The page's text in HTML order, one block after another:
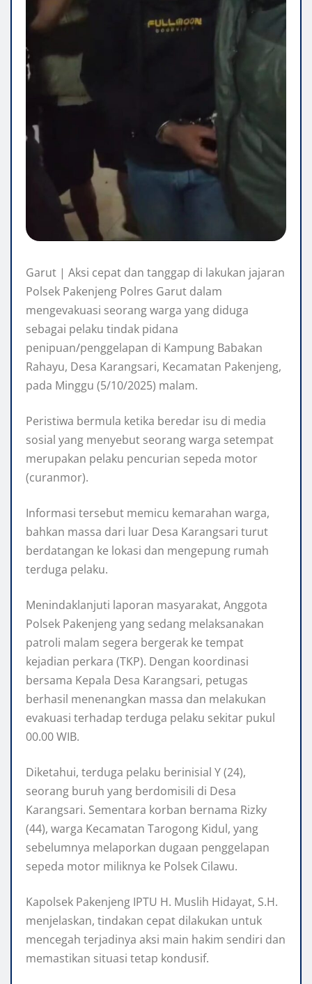
Garut | Aksi cepat dan tanggap di lakukan jajaran
Polsek Pakenjeng Polres Garut dalam
mengevakuasi seorang warga yang diduga
sebagai pelaku tindak pidana
penipuan/penggelapan di Kampung Babakan
Rahayu, Desa Karangsari, Kecamatan Pakenjeng,
pada Minggu (5/10/2025) malam.
Peristiwa bermula ketika beredar isu di media
sosial yang menyebut seorang warga setempat
merupakan pelaku pencurian sepeda motor
(curanmor).
Informasi tersebut memicu kemarahan warga,
bahkan massa dari luar Desa Karangsari turut
berdatangan ke lokasi dan mengepung rumah
terduga pelaku.
Menindaklanjuti laporan masyarakat, Anggota
Polsek Pakenjeng yang sedang melaksanakan
patroli malam segera bergerak ke tempat
kejadian perkara (TKP). Dengan koordinasi
bersama Kepala Desa Karangsari, petugas
berhasil menenangkan massa dan melakukan
evakuasi terhadap terduga pelaku sekitar pukul
00.00 WIB.
Diketahui, terduga pelaku berinisial Y (24),
seorang buruh yang berdomisili di Desa
Karangsari. Sementara korban bernama Rizky
(44), warga Kecamatan Tarogong Kidul, yang
sebelumnya melaporkan dugaan penggelapan
sepeda motor miliknya ke Polsek Cilawu.
Kapolsek Pakenjeng IPTU H. Muslih Hidayat, S.H.
menjelaskan, tindakan cepat dilakukan untuk
mencegah terjadinya aksi main hakim sendiri dan
memastikan situasi tetap kondusif.